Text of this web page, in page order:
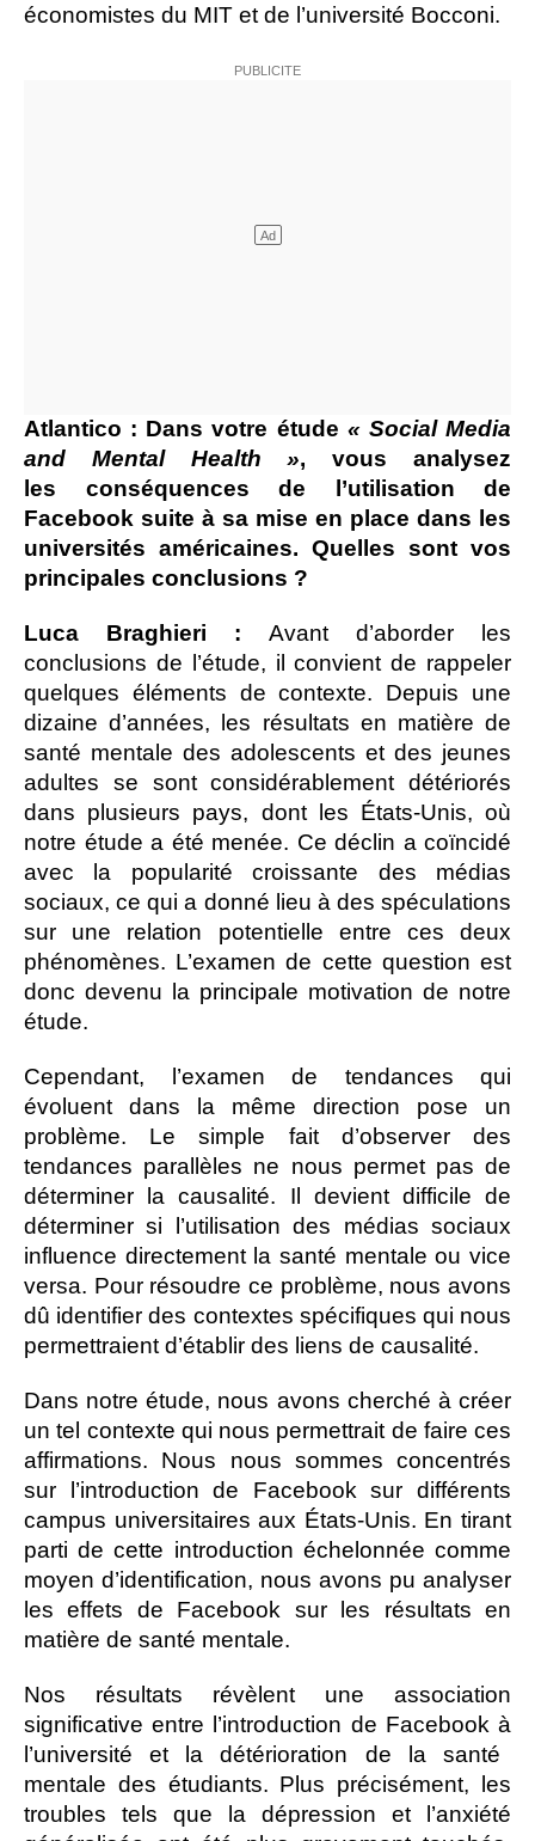
économistes du MIT et de l’université Bocconi.
Atlantico : Dans votre étude « Social Media
and Mental Health », vous analysez
les conséquences de l’utilisation de
Facebook suite à sa mise en place dans les
universités américaines. Quelles sont vos
principales conclusions ?
Luca Braghieri : Avant d’aborder les
conclusions de l’étude, il convient de rappeler
quelques éléments de contexte. Depuis une
dizaine d’années, les résultats en matière de
santé mentale des adolescents et des jeunes
adultes se sont considérablement détériorés
dans plusieurs pays, dont les États-Unis, où
notre étude a été menée. Ce déclin a coïncidé
avec la popularité croissante des médias
sociaux, ce qui a donné lieu à des spéculations
sur une relation potentielle entre ces deux
phénomènes. L’examen de cette question est
donc devenu la principale motivation de notre
étude.
Cependant, l’examen de tendances qui
évoluent dans la même direction pose un
problème. Le simple fait d’observer des
tendances parallèles ne nous permet pas de
déterminer la causalité. Il devient difficile de
déterminer si l’utilisation des médias sociaux
influence directement la santé mentale ou vice
versa. Pour résoudre ce problème, nous avons
dû identifier des contextes spécifiques qui nous
permettraient d’établir des liens de causalité.
Dans notre étude, nous avons cherché à créer
un tel contexte qui nous permettrait de faire ces
affirmations. Nous nous sommes concentrés
sur l’introduction de Facebook sur différents
campus universitaires aux États-Unis. En tirant
parti de cette introduction échelonnée comme
moyen d’identification, nous avons pu analyser
les effets de Facebook sur les résultats en
matière de santé mentale.
Nos résultats révèlent une association
significative entre l’introduction de Facebook à
l’université et la détérioration de la santé
mentale des étudiants. Plus précisément, les
troubles tels que la dépression et l’anxiété